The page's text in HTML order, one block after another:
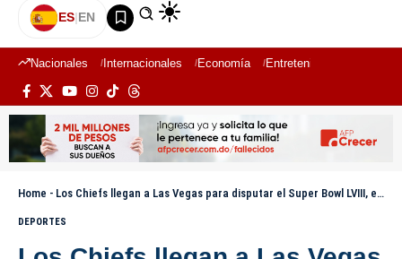
ES|EN
Nacionales Internacionales Economía Entretenimiento
Home - Los Chiefs llegan a Las Vegas para disputar el Super Bowl LVIII, encabezados por Mahomes
DEPORTES